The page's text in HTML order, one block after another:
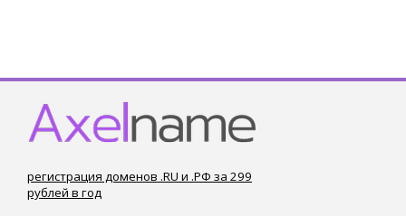
регистрация доменов .RU и .РФ за 299
рублей в год